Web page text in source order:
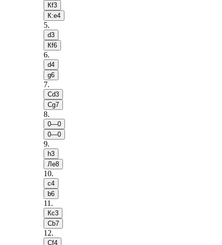
Кf3
К:e4
5.
d3
Кf6
6.
d4
g6
7.
Сd3
Сg7
8.
0—0
0—0
9.
h3
Лe8
10.
c4
b6
11 .
Кc3
Сb7
12.
Сf4